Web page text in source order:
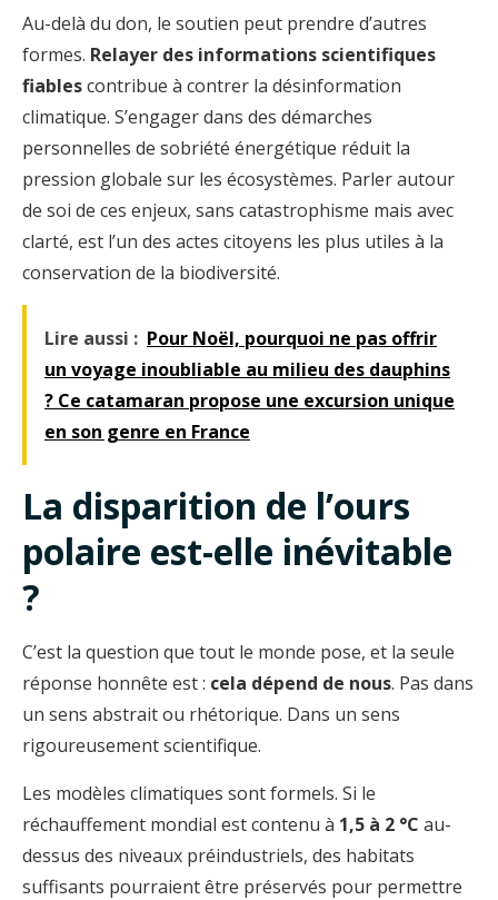
Au-delà du don, le soutien peut prendre d’autres
formes. Relayer des informations scientifiques
fiablescontribue à contrer la désinformation
climatique. S’engager dans des démarches
personnelles de sobriété énergétique réduit la
pression globale sur les écosystèmes. Parler autour
de soi de ces enjeux, sans catastrophisme mais avec
clarté, est l’un des actes citoyens les plus utiles à la
conservation de la biodiversité.
Lire aussi : Pour Noël, pourquoi ne pas offrir
un voyage inoubliable au milieu des dauphins
? Ce catamaran propose une excursion unique
en son genre en France
La disparition de l’ours
polaire est-elle inévitable
?
C’est la question que tout le monde pose, et la seule
réponse honnête est : cela dépend de nous. Pas dans
un sens abstrait ou rhétorique. Dans un sens
rigoureusement scientifique.
Les modèles climatiques sont formels. Si le
réchauffement mondial est contenu à 1,5 à 2 °C au-
dessus des niveaux préindustriels, des habitats
suffisants pourraient être préservés pour permettre